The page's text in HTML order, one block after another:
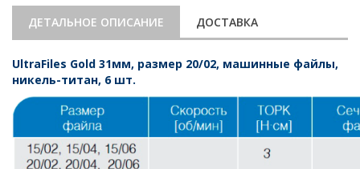
ДЕТАЛЬНОЕ ОПИСАНИЕ ДОСТАВКА
UltraFiles Gold 31мм, размер 20/02, машинные файлы,
никель-титан, 6 шт.